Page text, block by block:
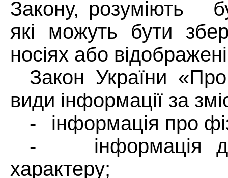
Закону, розуміють
які можуть бути
носіях або
Закон України
види інформації за
-
інформація про
-
інформація
характеру;